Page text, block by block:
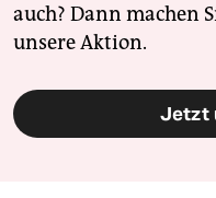
auch? Dann machen
unsere Aktion.
Jetzt